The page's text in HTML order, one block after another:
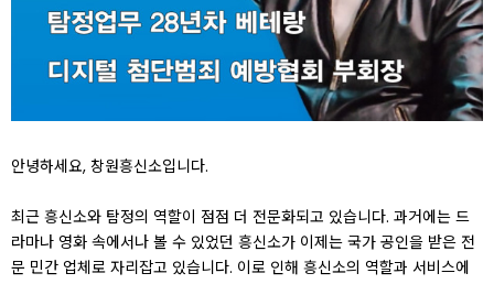
안녕하세요, 창원흥신소입니다.
최근 흥신소와 탐정의 역할이 점점 더 전문화되고 있습니다. 과거에는 드
라마나 영화 속에서나 볼 수 있었던 흥신소가 이제는 국가 공인을 받은 전
문 민간 업체로 자리잡고 있습니다. 이로 인해 흥신소의 역할과 서비스에